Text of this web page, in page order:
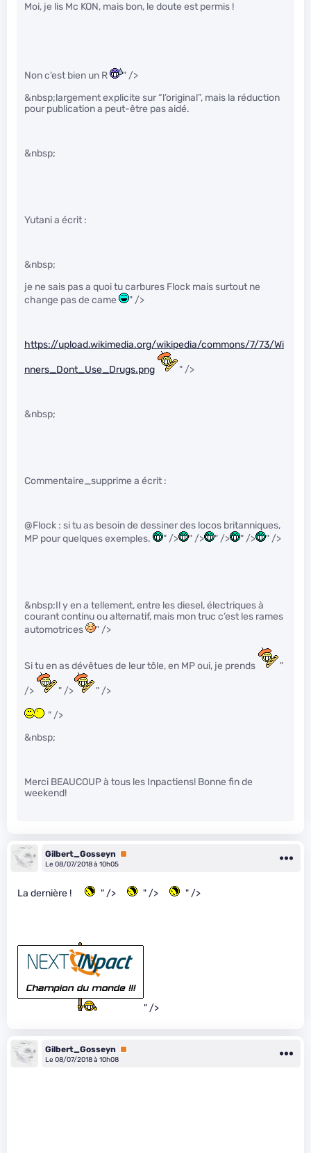
Moi, je lis Mc KON, mais bon, le doute est permis !
Non c’est bien un R
" />
&nbsp;largement explicite sur “l’original”, mais la réduction
pour publication a peut-être pas aidé.
&nbsp;
Yutani a écrit :
&nbsp;
je ne sais pas a quoi tu carbures Flock mais surtout ne
change pas de came
" />
https://upload.wikimedia.org/wikipedia/commons/7/73/Wi
nners_Dont_Use_Drugs.png " />
&nbsp;
Commentaire_supprime a écrit :
@Flock : si tu as besoin de dessiner des locos britanniques,
MP pour quelques exemples.
" /> " /> " /> " /> " />
&nbsp;Il y en a tellement, entre les diesel, électriques à
courant continu ou alternatif, mais mon truc c’est les rames
automotrices
" />
Si tu en as dévêtues de leur tôle, en MP oui, je prends "
/> " /> " />
" />
&nbsp;
Merci BEAUCOUP à tous les Inpactiens! Bonne fin de
weekend!
Gilbert_Gosseyn
Premium
Le 08/07/2018 à 10h05
La dernière ! " /> " /> " />
" />
Gilbert_Gosseyn
Premium
Le 08/07/2018 à 10h08